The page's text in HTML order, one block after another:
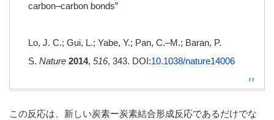
carbon–carbon bonds”
Lo, J. C.; Gui, L.; Yabe, Y.; Pan, C.–M.; Baran, P.
S. Nature 2014, 516, 343. DOI:10.1038/nature14006
この反応は、新しい炭素ー炭素結合形成反応であるだけでな